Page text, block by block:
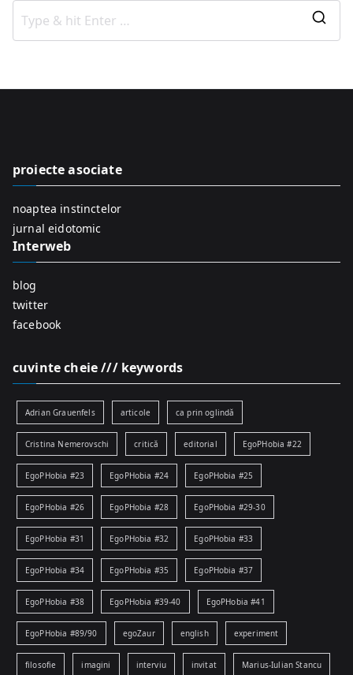
o
proiecte asociate
noaptea instinctelor
jurnal eidotomic
Interweb
blog
twitter
facebook
cuvinte cheie /// keywords
Adrian Grauenfels articole ca prin oglindă
Cristina Nemerovschi critică editorial EgoPHobia #22
EgoPHobia #23 EgoPHobia #24 EgoPHobia #25
EgoPHobia #26 EgoPHobia #28 EgoPHobia #29-30
EgoPHobia #31 EgoPHobia #32 EgoPHobia #33
EgoPHobia #34 EgoPHobia #35 EgoPHobia #37
EgoPHobia #38 EgoPHobia #39-40 EgoPHobia #41
EgoPHobia #89/90 egoZaur english experiment
filosofie imagini interviu invitat Marius-Iulian Stancu